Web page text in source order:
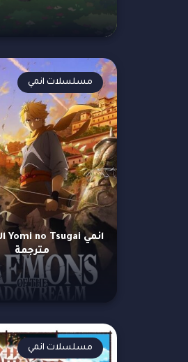
مترجمة
مسلسلات انمي
مسلسلات انمي